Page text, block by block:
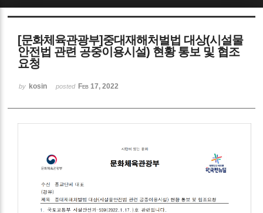
[문화체육관광부]중대재해처벌법 대상(시설물
안전법 관련 공중이용시설) 현황 통보 및 협조
요청
by kosin posted Feb 17, 2022
Sketchbook5, 스케치북5
Sketchbook5, 스케치북5